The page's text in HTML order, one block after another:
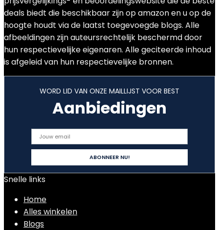
deals biedt die beschikbaar zijn op amazon en u op de
hoogte houdt via de laatst toegevoegde blogs. Alle
afbeeldingen zijn auteursrechtelijk beschermd door
hun respectievelijke eigenaren. Alle geciteerde inhoud
is afgeleid van hun respectievelijke bronnen.
WORD LID VAN ONZE MAILLIJST VOOR BEST
Aanbiedingen
Snelle links
Home
Alles winkelen
Blogs